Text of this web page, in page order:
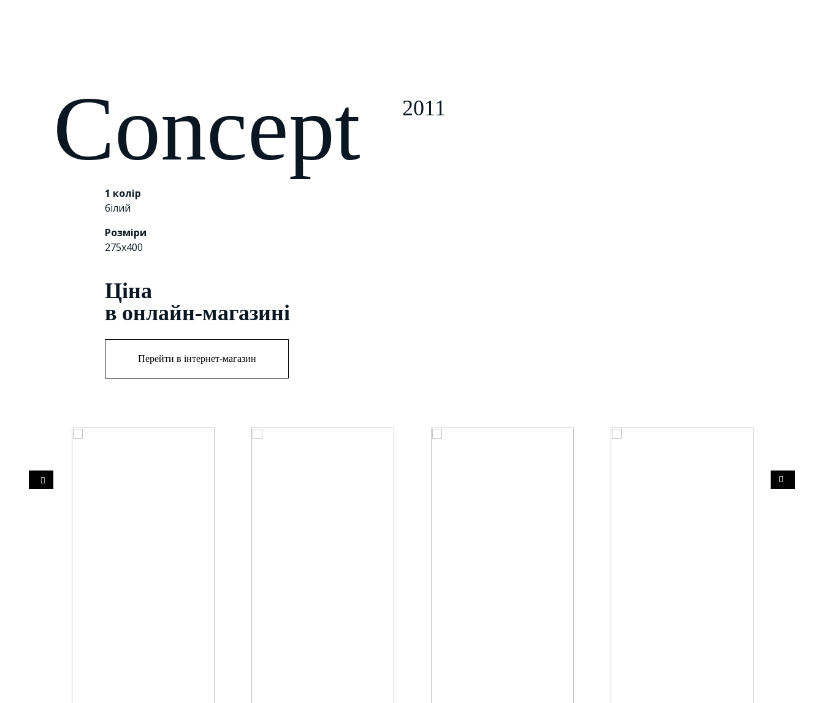
Concept 2011
1 колір
білий
Розміри
275х400
Цiна
в онлайн-магазині
Перейти в інтернет-магазин